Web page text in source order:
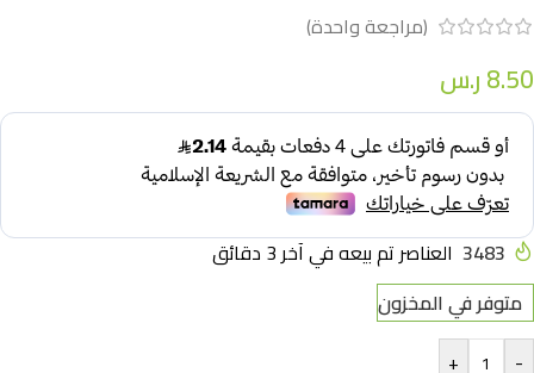
(مراجعة واحدة)
8.50ر.س
3483 العناصر تم بيعه في آخر 3 دقائق
متوفر في المخزون
-
+